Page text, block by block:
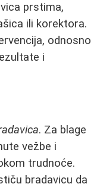
prstima,
ili korektora.
odnosno
i
. Za blage
vežbe i
trudnoće.
bradavicu da